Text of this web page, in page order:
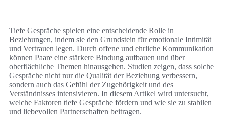
Tiefe Gespräche spielen eine entscheidende Rolle in
Beziehungen, indem sie den Grundstein für emotionale Intimität
und Vertrauen legen. Durch offene und ehrliche Kommunikation
können Paare eine stärkere Bindung aufbauen und über
oberflächliche Themen hinausgehen. Studien zeigen, dass solche
Gespräche nicht nur die Qualität der Beziehung verbessern,
sondern auch das Gefühl der Zugehörigkeit und des
Verständnisses intensivieren. In diesem Artikel wird untersucht,
welche Faktoren tiefe Gespräche fördern und wie sie zu stabilen
und liebevollen Partnerschaften beitragen.